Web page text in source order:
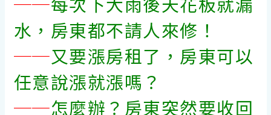
水，房東都不請人來修！
──又要漲房租了，房東可以
任意說漲就漲嗎？
──怎麼辦？房東突然要收回